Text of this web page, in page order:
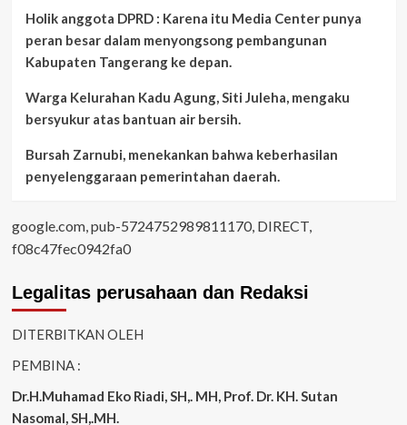
Holik anggota DPRD : Karena itu Media Center punya
peran besar dalam menyongsong pembangunan
Kabupaten Tangerang ke depan.
Warga Kelurahan Kadu Agung, Siti Juleha, mengaku
bersyukur atas bantuan air bersih.
Bursah Zarnubi, menekankan bahwa keberhasilan
penyelenggaraan pemerintahan daerah.
google.com, pub-5724752989811170, DIRECT,
f08c47fec0942fa0
Legalitas perusahaan dan Redaksi
DITERBITKAN OLEH
PEMBINA :
Dr.H.Muhamad Eko Riadi , SH,. MH , Prof. Dr. KH. Sutan
Nasomal, SH,.MH.